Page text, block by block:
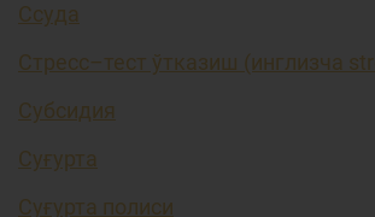
Ссуда
Стресс–тест ўтказиш (инглизча
Субсидия
Суғурта
Суғурта полиси